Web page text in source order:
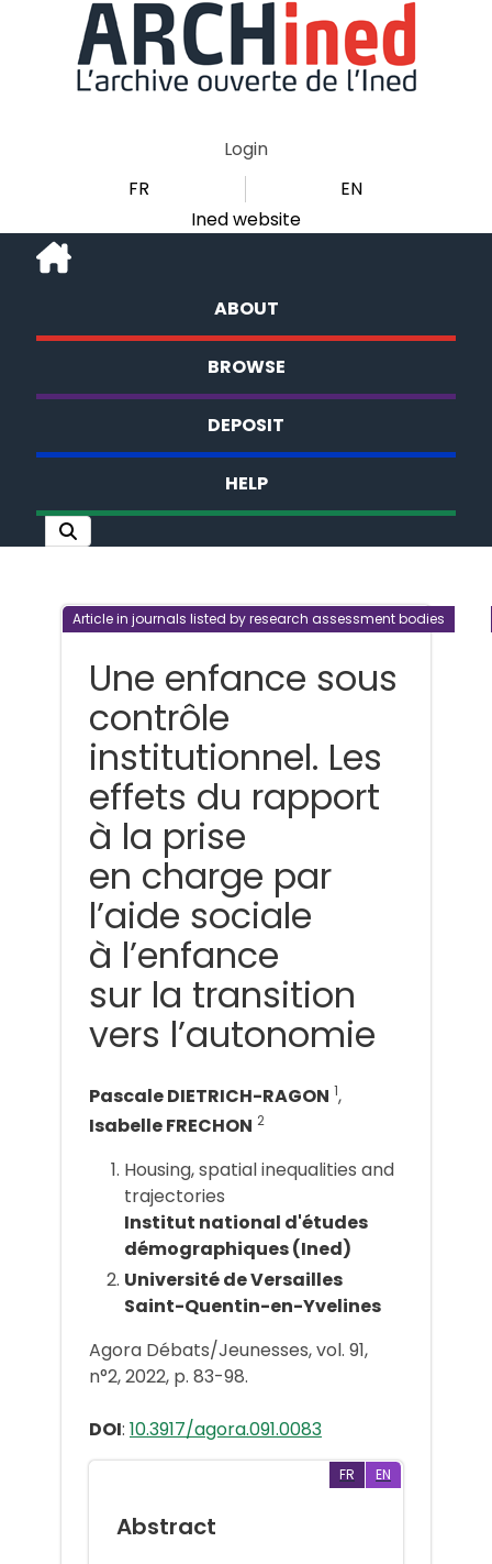
Login
FR
EN
Ined website
ABOUT
BROWSE
DEPOSIT
HELP
Article in journals listed by research assessment bodies
Une enfance sous
contrôle
institutionnel. Les
effets du rapport
à la prise
en charge par
l’aide sociale
à l’enfance
sur la transition
vers l’autonomie
Pascale DIETRICH-RAGON 1,
Isabelle FRECHON 2
Housing, spatial inequalities and
trajectories
Institut national d'études
démographiques (Ined)
Université de Versailles
Saint-Quentin-en-Yvelines
Agora Débats/Jeunesses, vol. 91,
n°2, 2022, p. 83-98.
DOI: 10.3917/agora.091.0083
FR EN
Abstract